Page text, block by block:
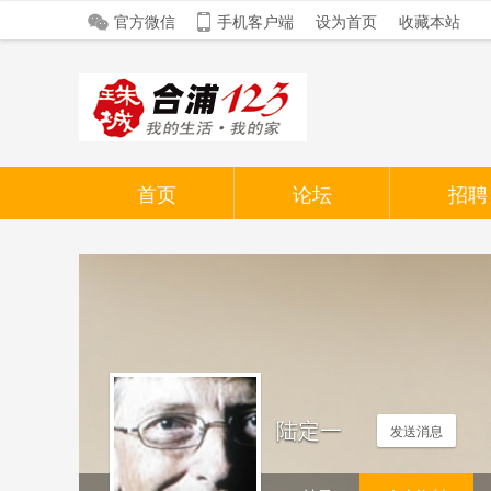
官方微信 手机客户端 设为首页 收藏本站
首页 论坛 招聘
陆定一 发送消息